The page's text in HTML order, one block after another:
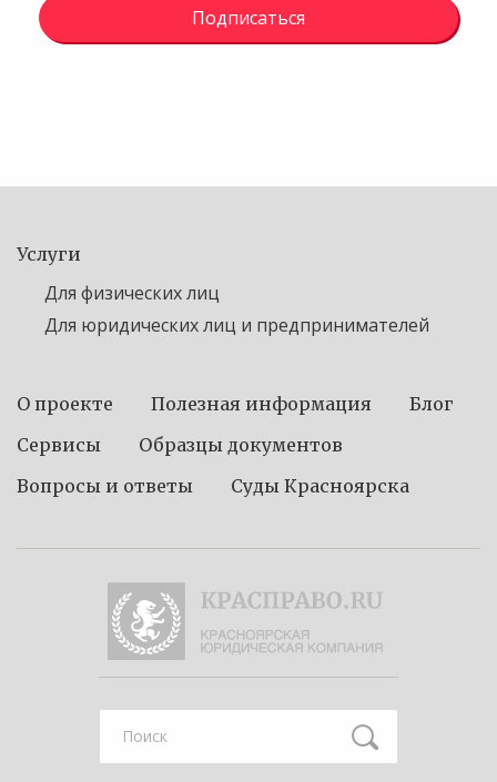
Подписаться
Услуги
Для физических лиц
Для юридических лиц и предпринимателей
О проекте Полезная информация
Блог
Сервисы
Образцы документов
Вопросы и ответы
Суды Красноярска